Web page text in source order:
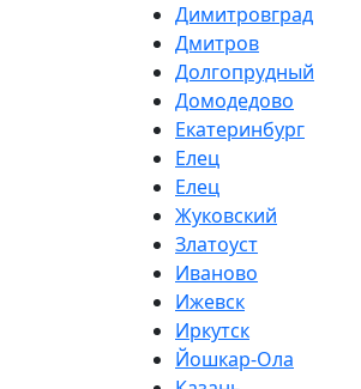
Димитровград
Дмитров
Долгопрудный
Домодедово
Екатеринбург
Елец
Елец
Жуковский
Златоуст
Иваново
Ижевск
Иркутск
Йошкар-Ола